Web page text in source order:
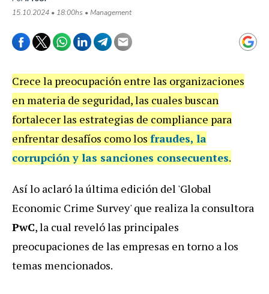
15.10.2024 • 18:00hs • Management
Crece la preocupación entre las organizaciones
en materia de seguridad, las cuales buscan
fortalecer las estrategias de compliance para
enfrentar desafíos como los fraudes, la
corrupción y las sanciones consecuentes.
Así lo aclaró la última edición del 'Global
Economic Crime Survey' que realiza la consultora
PwC, la cual reveló las principales
preocupaciones de las empresas en torno a los
temas mencionados.